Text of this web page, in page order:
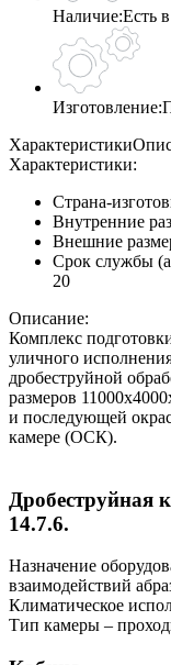
Наличие:Есть
Изготовление:
Характеристики
Характеристики:
Страна-
Внутренние
Внешние
Срок службы
20
Описание:
Комплекс
уличного
дробеструйной
размеров
и последующей
камере (ОСК).
Дробеструйная
14.7.6.
Назначение
взаимодействий
Климатическое
Тип камеры –